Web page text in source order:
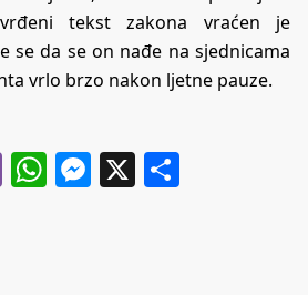
tekst zakona vraćen je
se da se on nađe na sjednicama
vrlo brzo nakon ljetne pauze.
ViberWhatsApp
Messenger
X